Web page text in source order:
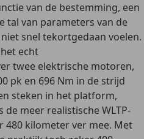
van de bestemming, een
tal van parameters van de
snel tekortgedaan voelen.
echt
twee elektrische motoren,
pk en 696 Nm in de strijd
steken in het platform,
meer realistische WLTP-
480 kilometer ver mee. Met